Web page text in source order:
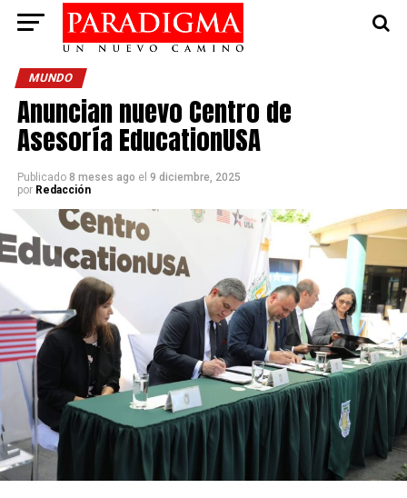
MUNDO
Anuncian nuevo Centro de
Asesoría EducationUSA
Publicado 8 meses ago el 9 diciembre, 2025
por Redacción